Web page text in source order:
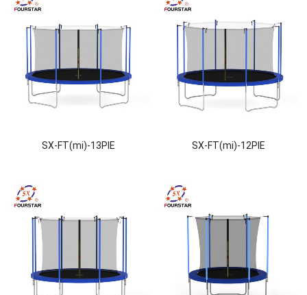
SX-FT(mi)-13PIE SX-FT(mi)-12PIE